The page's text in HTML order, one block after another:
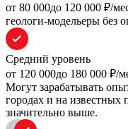
oт 80 000до 120 000 ₽/
геологи-модельеры без
Средний уровень
oт 120 000до 180 000 ₽/
Могут зарабатывать
городах и на известных
значительно выше.